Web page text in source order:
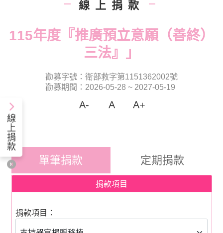
| 線上捐款 |
115年度『推廣預立意願（善終）
三法』」
勸募字號：衛部救字第1151362002號
勸募期間：2026-05-28 ~ 2027-05-19
A- A A+
單筆捐款 定期捐款
捐款項目
捐款項目：
線
上
捐
款